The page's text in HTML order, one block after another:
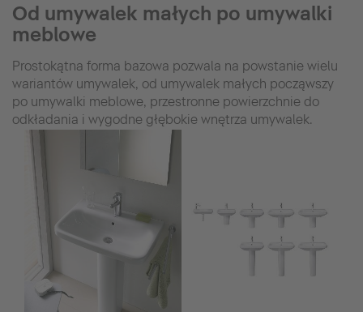
Od umywalek małych po umywalki
meblowe
Prostokątna forma bazowa pozwala na powstanie wielu
wariantów umywalek, od umywalek małych począwszy
po umywalki meblowe, przestronne powierzchnie do
odkładania i wygodne głębokie wnętrza umywalek.